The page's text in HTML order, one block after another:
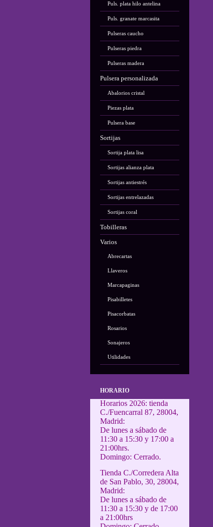
Puls. plata hilo antelina
Puls. granate marcasita
Pulseras caucho
Pulseras piedra
Pulseras madera
Pulsera personalizada
Abalorios cristal
Piezas plata
Pulsera base
Sortijas
Sortija plata lisa
Sortijas alianza plata
Sortijas antiestrés
Sortijas entrelazadas
Sortijas coral
Tobilleras
Varios
Abrecartas
Llaveros
Marcapaginas
Pisabilletes
Pisacorbatas
Rosarios
Sonajeros
Utilidades
HORARIO
Horarios 2026: tienda
C./Fuencarral 87, 28004,
Madrid:
De lunes a sábado de
11:30 a 15:30 y 17:00 a
21:00hrs.
Domingo: Cerrado.
Tienda C./Corredera Alta
de San Pablo, 30, 28004,
Madrid:
De lunes a sábado de
11:30 a 15:30 y de 17:00
a 21:00hrs